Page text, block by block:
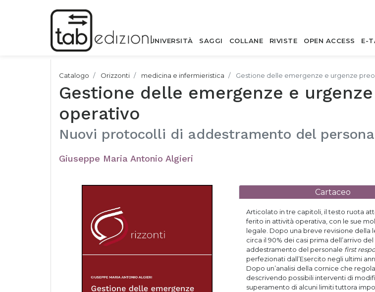
UNIVERSITÀ SAGGI COLLANE RIVISTE OPEN ACCESS E-
Catalogo Orizzonti medicina e infermieristica Gestione delle emergenze e urgenze
Gestione delle emergenze e
operativo
Nuovi protocolli di addestramento del
Giuseppe Maria Antonio Algieri
Cartaceo
Articolato in tre capitoli, il testo ruota
ferito in attività operativa, con le sue
legale. Dopo una breve revisione della
circa il 90% dei casi prima dell’arrivo
addestramento del personale first
perfezionati dall’Esercito negli ultimi
Dopo un’analisi della cornice che
descrivendo possibili interventi di
superamento di alcuni limiti tuttora